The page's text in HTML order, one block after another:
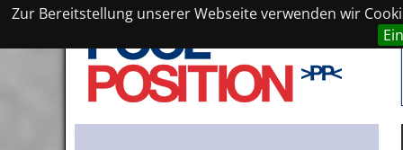
Zur Bereitstellung unserer Webseite verwenden wir